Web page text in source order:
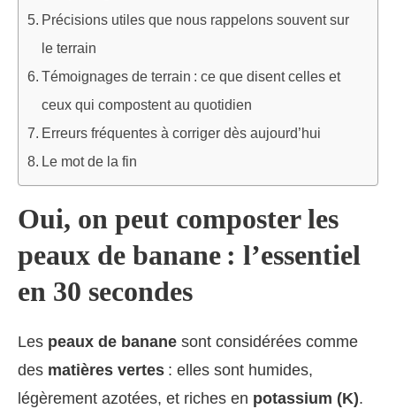
Précisions utiles que nous rappelons souvent sur
le terrain
Témoignages de terrain : ce que disent celles et
ceux qui compostent au quotidien
Erreurs fréquentes à corriger dès aujourd’hui
Le mot de la fin
Oui, on peut composter les
peaux de banane : l’essentiel
en 30 secondes
Les peaux de banane sont considérées comme
des matières vertes : elles sont humides,
légèrement azotées, et riches en potassium (K).